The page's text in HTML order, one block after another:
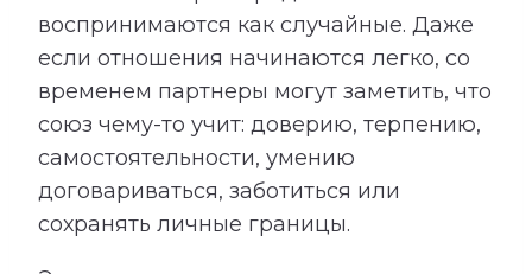
воспринимаются как случайные. Даже
если отношения начинаются легко, со
временем партнеры могут заметить, что
союз чему-то учит: доверию, терпению,
самостоятельности, умению
договариваться, заботиться или
сохранять личные границы.